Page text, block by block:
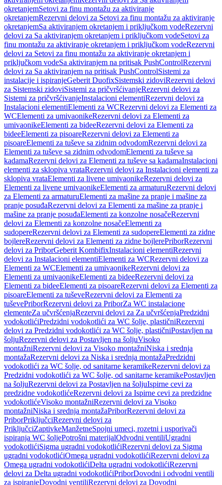
okretanjemSetovi za finu montažu za aktiviranje
okretanjemRezervni delovi za Setovi za finu montažu za aktiviranje
okretanjemSa aktiviranjem okretanjem i priključkom vodeRezervni
delovi za Sa aktiviranjem okretanjem i priključkom vodeSetovi za
finu montažu za aktiviranje okretanjem i priključkom vodeRezervni
delovi za Setovi za finu montažu za aktiviranje okretanjem i
priključkom vodeSa aktiviranjem na pritisak PushControlRezervni
delovi za Sa aktiviranjem na pritisak PushControlSistemi za
instalacije i ispiranjeGeberit DuofixSistemski zidoviRezervni delovi
za Sistemski zidoviSistemi za pričvršćivanjeRezervni delovi za
Sistemi za pričvršćivanjeInstalacioni elementiRezervni delovi za
Instalacioni elementiElementi za WCRezervni delovi za Elementi za
WCElementi za umivaonikeRezervni delovi za Elementi za
umivaonikeElementi za bideeRezervni delovi za Elementi za
bideeElementi za pisoareRezervni delovi za Elementi za
pisoareElementi za tuševe sa zidnim odvodomRezervni delovi za
Elementi za tuševe sa zidnim odvodomElementi za tuševe sa
kadamaRezervni delovi za Elementi za tuševe sa kadamaInstalacioni
elementi za sklopiva vrataRezervni delovi za Instalacioni elementi za
sklopiva vrataElementi za livene umivaonikeRezervni delovi za
Elementi za livene umivaonikeElementi za armaturuRezervni delovi
za Elementi za armaturuElementi za mašine za pranje i mašine za
pranje posuđaRezervni delovi za Elementi za mašine za pranje i
mašine za pranje posuđaElementi za konzolne nosačeRezervni
delovi za Elementi za konzolne nosačeElementi za
sudopereRezervni delovi za Elementi za sudopereElementi za zidne
bojlereRezervni delovi za Elementi za zidne bojlerePriborRezervni
delovi za PriborGeberit KombifixInstalacioni elementiRezervni
delovi za Instalacioni elementiElementi za WCRezervni delovi za
Elementi za WCElementi za umivaonikeRezervni delovi za
Elementi za umivaonikeElementi za bideeRezervni delovi za
Elementi za bideeElementi za pisoareRezervni delovi za Elementi za
pisoareElementi za tuševeRezervni delovi za Elementi za
tuševePriborRezervni delovi za PriborZa WC instalacione
elementeZa učvršćenjaRezervni delovi za Za učvršćenjaPredzidni
vodokotlićiPredzidni vodokotlići za WC šolje, plastičniRezervni
delovi za Predzidni vodokotlići za WC šolje, plastičniPostavljen na
šoljuRezervni delovi za Postavljen na šoljuVisoko
montažniRezervni delovi za Visoko montažniNiska i srednja
montažaRezervni delovi za Niska i srednja montažaPredzidni
vodokotlići za WC šolje, od sanitarne keramikeRezervni delovi za
Predzidni vodokotlići za WC šolje, od sanitarne keramikePostavljen
na šoljuRezervni delovi za Postavljen na šoljuIspirne cevi za
predzidne vodokotlićeRezervni delovi za Ispirne cevi za predzidne
vodokotlićeVisoko montažniRezervni delovi za Visoko
montažniNiska i srednja montažaPriborRezervni delovi za
PriborPriključciRezervni delovi za
PriključciZaptivkeManžetneSpojni umeci, rozetni i usporivači
ispiranja WC šoljePotrošni materijalOdvodni ventiliUgradni
vodokotlićiSigma ugradni vodokotlićiRezervni delovi za Sigma
ugradni vodokotlićiOmega ugradni vodokotlićiRezervni delovi za
Omega ugradni vodokotlićiDelta ugradni vodokotlićiRezervni
delovi za Delta ugradni vodokotlićiPriborDovodni i odvodni ventili
za ispiranjeDovodni ventiliRezervni delovi za Dovodni